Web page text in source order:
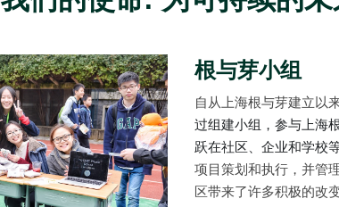
根与芽小组
自从上海根与芽建立以
过组建小组，参与上海
跃在社区、企业和学校
项目策划和执行，并管
区带来了许多积极的改